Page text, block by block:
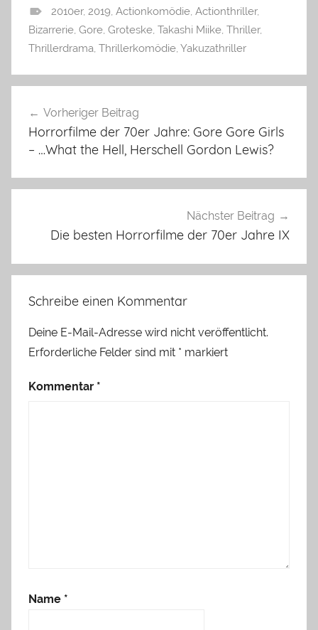
2010er, 2019 Actionkomödie, Actionthriller,
Bizarrerie Gore Groteske Takashi Miike Thriller,
Thrillerdrama Thrillerkomödie Yakuzathriller
Vorheriger Beitrag
Horrorfilme der 70er Jahre: Gore Gore Girls
– …What the Hell, Herschell Gordon Lewis?
Nächster Beitrag
Die besten Horrorfilme der 70er Jahre IX
Schreibe einen Kommentar
Deine E-Mail-Adresse wird nicht veröffentlicht.
Erforderliche Felder sind mit * markiert
Kommentar *
Name *